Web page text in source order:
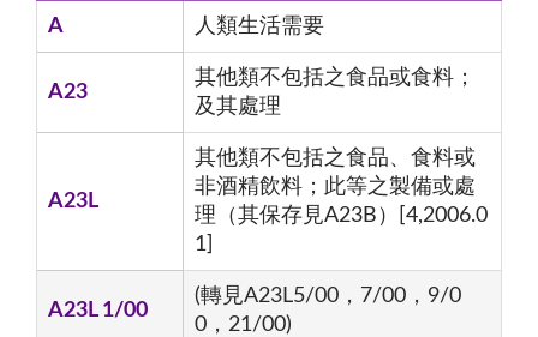
A 人類生活需要
A23
其他類不包括之食品或食料；
及其處理
A23L
其他類不包括之食品、食料或
非酒精飲料；此等之製備或處
理（其保存見A23B）[4,2006.0
1]
A23L 1/00
(轉見A23L5/00，7/00，9/0
0，21/00)